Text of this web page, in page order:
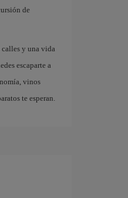
de
calles y una vida
escaparte a
vinos
te esperan.